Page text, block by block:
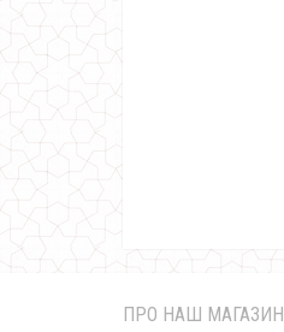
ПРО НАШ МАГАЗИН